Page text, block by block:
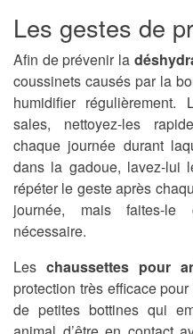
Les gestes de
Afin de prévenir la
coussinets causés par la
humidifier
sales, nettoyez-les
chaque journée durant
dans la gadoue, lavez-lui
répéter le geste après
journée, mais faites-le
nécessaire.
Les chaussettes pour
protection très efficace
de petites bottines qui